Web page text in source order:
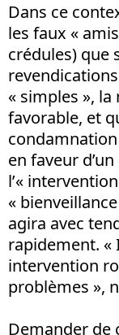
Dans ce
les faux «
crédules) que
« simples »,
favorable, et
en faveur
l’«
«
agira avec
rapidement.
intervention
problèmes »,
Demander de